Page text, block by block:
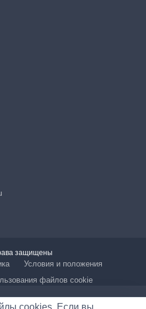
защищены
Условия и положения
файлов cookie
cookies. Если вы